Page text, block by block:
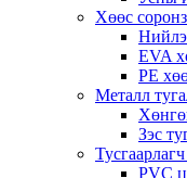
Хөөс
EVA
PE
Металл
Зэс
PVC